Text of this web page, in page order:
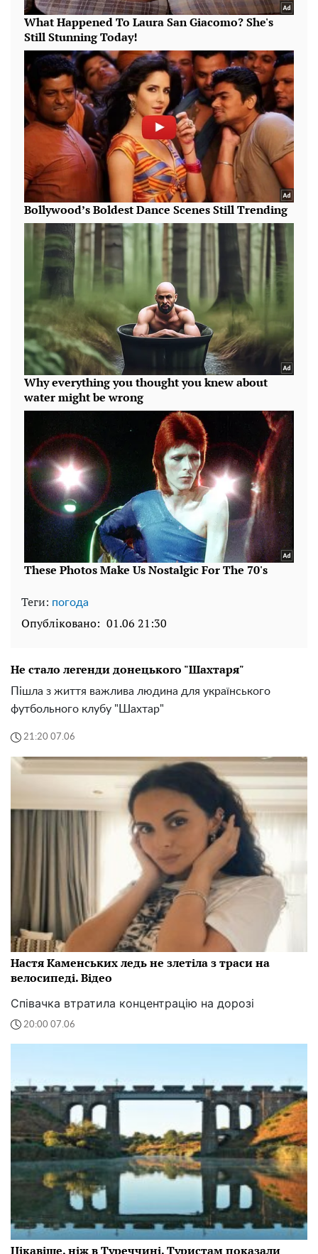
Теги: погода
Опубліковано: 01.06 21:30
Не стало легенди донецького "Шахтаря"
Пішла з життя важлива людина для українського
футбольного клубу "Шахтар"
21:20 07.06
Настя Каменських ледь не злетіла з траси на
велосипеді. Відео
Співачка втратила концентрацію на дорозі
20:00 07.06
Цікавіше, ніж в Туреччині. Туристам показали